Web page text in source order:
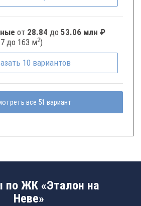
от 28.84 до 53.06 млн ₽
до 163 м2)
10 вариантов
все 51 вариант
по ЖК «Эталон на
Неве»